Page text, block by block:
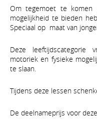
Om tegemoet te komen
mogelijkheid te bieden
Speciaal op maat van
Deze leeftijdscategorie
motoriek en fysieke
te slaan.
Tijdens deze lessen
De deelnameprijs voor